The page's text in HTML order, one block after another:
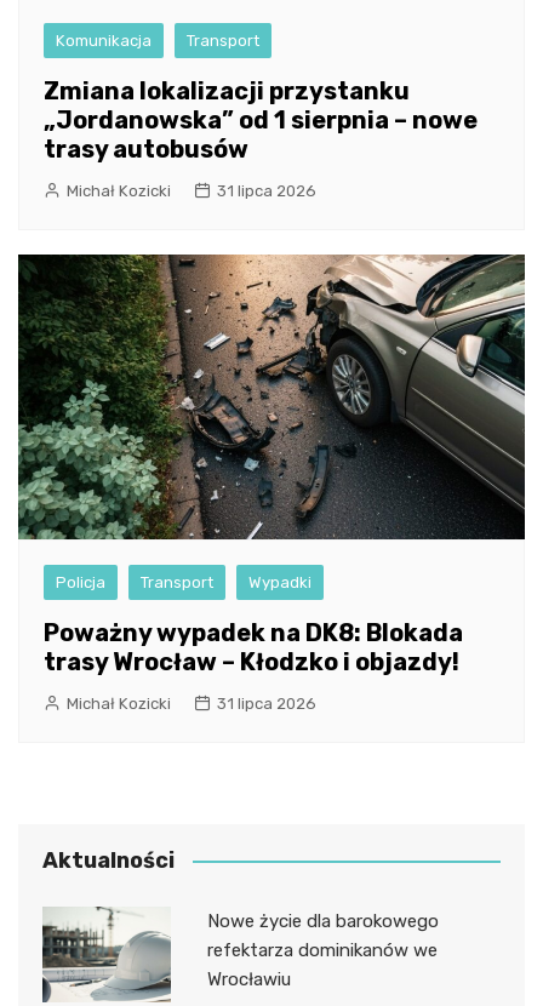
Komunikacja Transport
Zmiana lokalizacji przystanku
„Jordanowska” od 1 sierpnia – nowe
trasy autobusów
Michał Kozicki 31 lipca 2026
Policja Transport Wypadki
Poważny wypadek na DK8: Blokada
trasy Wrocław – Kłodzko i objazdy!
Michał Kozicki 31 lipca 2026
Aktualności
Nowe życie dla barokowego
refektarza dominikanów we
Wrocławiu